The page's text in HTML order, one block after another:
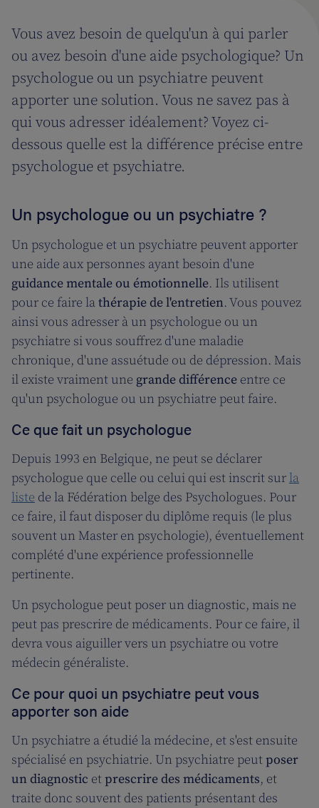
Vous avez besoin de quelqu'un à qui parler
ou avez besoin d'une aide psychologique? Un
psychologue ou un psychiatre peuvent
apporter une solution. Vous ne savez pas à
qui vous adresser idéalement? Voyez ci-
dessous quelle est la différence précise entre
psychologue et psychiatre.
Un psychologue ou un psychiatre ?
Un psychologue et un psychiatre peuvent apporter
une aide aux personnes ayant besoin d'une
guidance mentale ou émotionnelle. Ils utilisent
pour ce faire lathérapie de l'entretien. Vous pouvez
ainsi vous adresser à un psychologue ou un
psychiatre si vous souffrez d'une maladie
chronique, d'une assuétude ou de dépression. Mais
il existe vraiment une grande différence entre ce
qu'un psychologue ou un psychiatre peut faire.
Ce que fait un psychologue
Depuis 1993 en Belgique, ne peut se déclarer
psychologue que celle ou celui qui est inscrit sur la
liste de la Fédération belge des Psychologues. Pour
ce faire, il faut disposer du diplôme requis (le plus
souvent un Master en psychologie), éventuellement
complété d'une expérience professionnelle
pertinente.
Un psychologue peut poser un diagnostic, mais ne
peut pas prescrire de médicaments. Pour ce faire, il
devra vous aiguiller vers un psychiatre ou votre
médecin généraliste.
Ce pour quoi un psychiatre peut vous
apporter son aide
Un psychiatre a étudié la médecine, et s'est ensuite
spécialisé en psychiatrie. Un psychiatre peutposer
un diagnostic etprescrire des médicaments, et
traite donc souvent des patients présentant des